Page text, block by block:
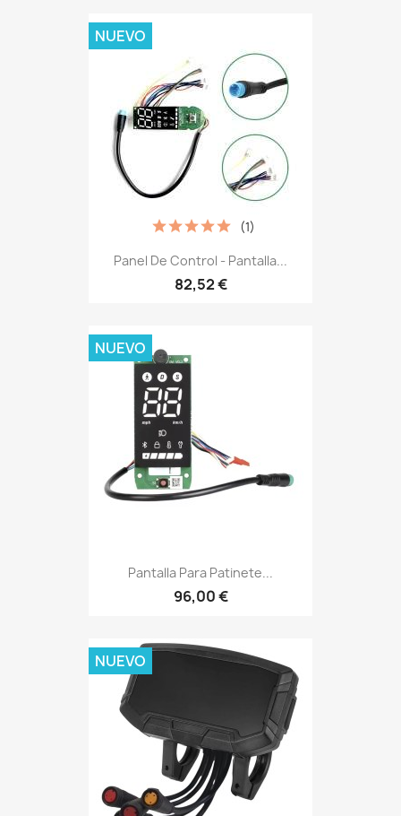
Panel De Control - Pantalla...
82,52 €
(1)
NUEVO
Pantalla Para Patinete...
96,00 €
NUEVO
NUEVO